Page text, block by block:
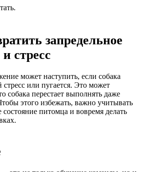
запредельное
стресс
может наступить, если собака
или пугается. Это может
собака перестает выполнять даже
этого избежать, важно учитывать
питомца и вовремя делать